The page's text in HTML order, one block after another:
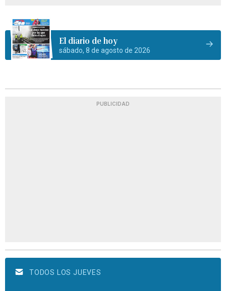
El diario de hoy
sábado, 8 de agosto de 2026
PUBLICIDAD
TODOS LOS JUEVES